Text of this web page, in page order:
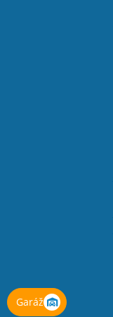
Garáž